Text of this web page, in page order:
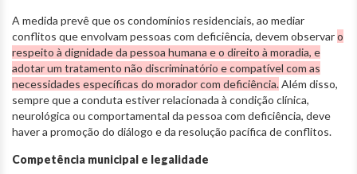
A medida prevê que os condomínios residenciais, ao mediar
conflitos que envolvam pessoas com deficiência, devem observaro
respeito à dignidade da pessoa humana e o direito à moradia, e
adotar um tratamento não discriminatório e compatível com as
necessidades específicas do morador com deficiência.Além disso,
sempre que a conduta estiver relacionada à condição clínica,
neurológica ou comportamental da pessoa com deficiência, deve
haver a promoção do diálogo e da resolução pacífica de conflitos.
Competência municipal e legalidade